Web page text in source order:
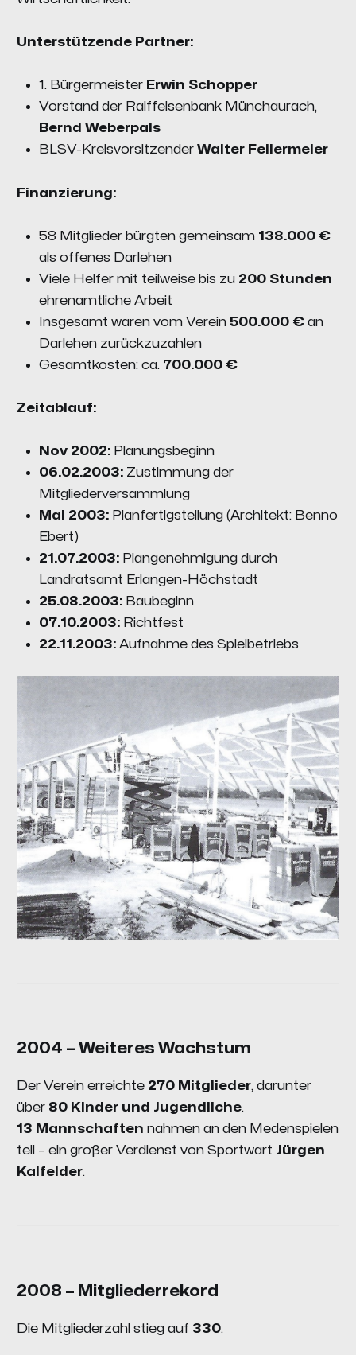
Unterstützende Partner:
1. Bürgermeister Erwin Schopper
Vorstand der Raiffeisenbank Münchaurach,
Bernd Weberpals
BLSV-Kreisvorsitzender Walter Fellermeier
Finanzierung:
58 Mitglieder bürgten gemeinsam 138.000 €
als offenes Darlehen
Viele Helfer mit teilweise bis zu 200 Stunden
ehrenamtliche Arbeit
Insgesamt waren vom Verein 500.000 €an
Darlehen zurückzuzahlen
Gesamtkosten: ca. 700.000 €
Zeitablauf:
Nov 2002:Planungsbeginn
06.02.2003:Zustimmung der
Mitgliederversammlung
Mai 2003:Planfertigstellung (Architekt: Benno
Ebert)
21.07.2003:Plangenehmigung durch
Landratsamt Erlangen-Höchstadt
25.08.2003:Baubeginn
07.10.2003:Richtfest
22.11.2003:Aufnahme des Spielbetriebs
2004 – Weiteres Wachstum
Der Verein erreichte 270 Mitglieder, darunter
über 80 Kinder und Jugendliche.
13 Mannschaften nahmen an den Medenspielen
teil – ein großer Verdienst von Sportwart Jürgen
Kalfelder.
2008 – Mitgliederrekord
Die Mitgliederzahl stieg auf 330.